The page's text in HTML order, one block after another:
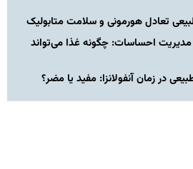
تعادل هورمونی و سلامت متابولیک
احساسات: چگونه غذا می‌تواند
در زمان آنفولانزا: مفید یا مضر؟